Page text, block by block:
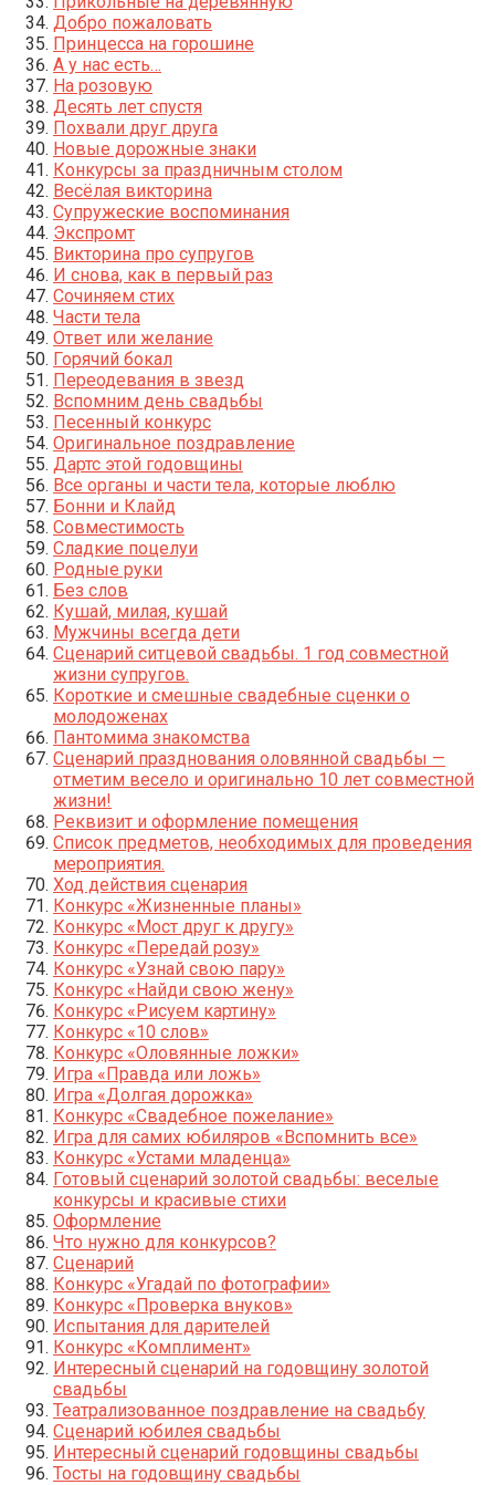
Добро пожаловать
Принцесса на горошине
А у нас есть…
На розовую
Десять лет спустя
Похвали друг друга
Новые дорожные знаки
Конкурсы за праздничным столом
Весёлая викторина
Супружеские воспоминания
Экспромт
Викторина про супругов
И снова, как в первый раз
Сочиняем стих
Части тела
Ответ или желание
Горячий бокал
Переодевания в звезд
Вспомним день свадьбы
Песенный конкурс
Оригинальное поздравление
Дартс этой годовщины
Все органы и части тела, которые люблю
Бонни и Клайд
Совместимость
Сладкие поцелуи
Родные руки
Без слов
Кушай, милая, кушай
Мужчины всегда дети
Сценарий ситцевой свадьбы. 1 год совместной
жизни супругов.
Короткие и смешные свадебные сценки о
молодоженах
Пантомима знакомства
Сценарий празднования оловянной свадьбы —
отметим весело и оригинально 10 лет совместной
жизни!
Реквизит и оформление помещения
Список предметов, необходимых для проведения
мероприятия.
Ход действия сценария
Конкурс «Жизненные планы»
Конкурс «Мост друг к другу»
Конкурс «Передай розу»
Конкурс «Узнай свою пару»
Конкурс «Найди свою жену»
Конкурс «Рисуем картину»
Конкурс «10 слов»
Конкурс «Оловянные ложки»
Игра «Правда или ложь»
Игра «Долгая дорожка»
Конкурс «Свадебное пожелание»
Игра для самих юбиляров «Вспомнить все»
Конкурс «Устами младенца»
Готовый сценарий золотой свадьбы: веселые
конкурсы и красивые стихи
Оформление
Что нужно для конкурсов?
Сценарий
Конкурс «Угадай по фотографии»
Конкурс «Проверка внуков»
Испытания для дарителей
Конкурс «Комплимент»
Интересный сценарий на годовщину золотой
свадьбы
Театрализованное поздравление на свадьбу
Сценарий юбилея свадьбы
Интересный сценарий годовщины свадьбы
Тосты на годовщину свадьбы